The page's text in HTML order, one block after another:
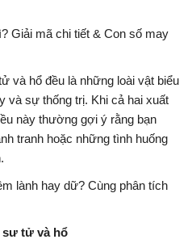
Giải mã chi tiết & Con số may
và hổ đều là những loài vật biểu
và sự thống trị. Khi cả hai xuất
này thường gợi ý rằng bạn
tranh hoặc những tình huống
lành hay dữ? Cùng phân tích
sư tử và hổ